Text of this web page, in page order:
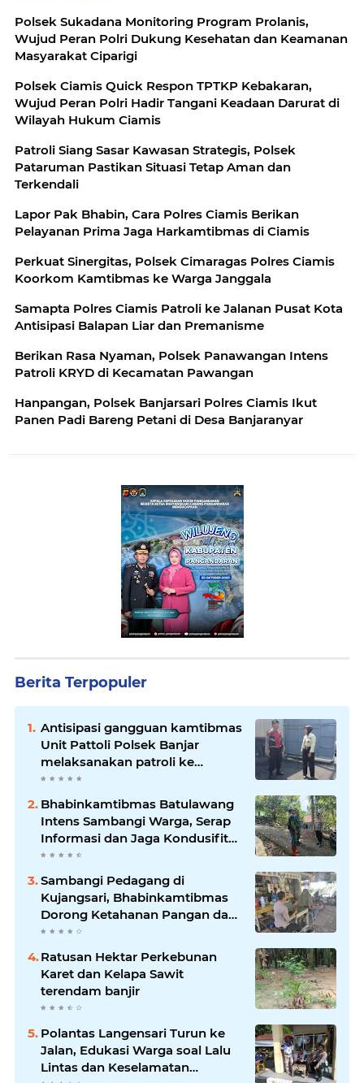
Polsek Sukadana Monitoring Program Prolanis,
Wujud Peran Polri Dukung Kesehatan dan Keamanan
Masyarakat Ciparigi
Polsek Ciamis Quick Respon TPTKP Kebakaran,
Wujud Peran Polri Hadir Tangani Keadaan Darurat di
Wilayah Hukum Ciamis
Patroli Siang Sasar Kawasan Strategis, Polsek
Pataruman Pastikan Situasi Tetap Aman dan
Terkendali
Lapor Pak Bhabin, Cara Polres Ciamis Berikan
Pelayanan Prima Jaga Harkamtibmas di Ciamis
Perkuat Sinergitas, Polsek Cimaragas Polres Ciamis
Koorkom Kamtibmas ke Warga Janggala
Samapta Polres Ciamis Patroli ke Jalanan Pusat Kota
Antisipasi Balapan Liar dan Premanisme
Berikan Rasa Nyaman, Polsek Panawangan Intens
Patroli KRYD di Kecamatan Pawangan
Hanpangan, Polsek Banjarsari Polres Ciamis Ikut
Panen Padi Bareng Petani di Desa Banjaranyar
Berita Terpopuler
Antisipasi gangguan kamtibmas
Unit Pattoli Polsek Banjar
melaksanakan patroli ke
tempat-tempat keramaian di
wilayah hukum
Bhabinkamtibmas Batulawang
Intens Sambangi Warga, Serap
Informasi dan Jaga Kondusifitas
Lingkungan
Sambangi Pedagang di
Kujangsari, Bhabinkamtibmas
Dorong Ketahanan Pangan dan
Keamanan Lingkungan
Ratusan Hektar Perkebunan
Karet dan Kelapa Sawit
terendam banjir
Polantas Langensari Turun ke
Jalan, Edukasi Warga soal Lalu
Lintas dan Keselamatan